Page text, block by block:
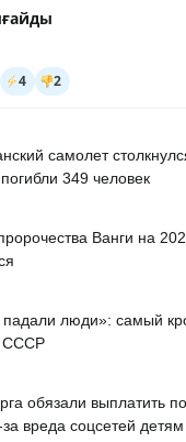
самолет
349 человек
Ванги на
люди»: самый
СССР
обязали выплатить
за вреда соцсетей детям